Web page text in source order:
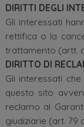
DIRITTI DEGLI
Gli interessati
rettifica o la
trattamento (artt.
DIRITTO DI
Gli interessati
questo sito
reclamo al
giudiziarie (art. 79